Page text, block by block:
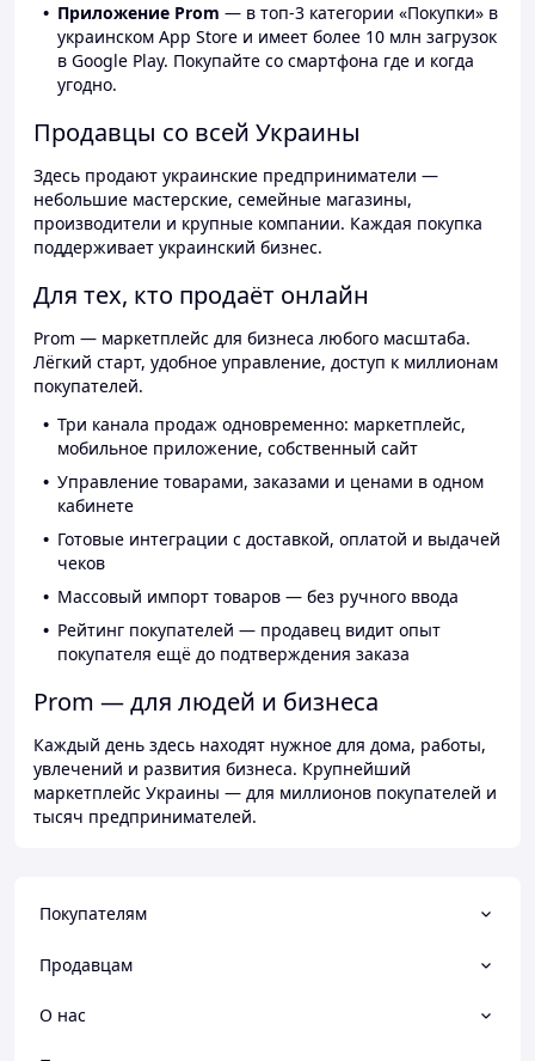
Приложение Prom — в топ-3 категории «Покупки» в
украинском App Store и имеет более 10 млн загрузок
в Google Play. Покупайте со смартфона где и когда
угодно.
Продавцы со всей Украины
Здесь продают украинские предприниматели —
небольшие мастерские, семейные магазины,
производители и крупные компании. Каждая покупка
поддерживает украинский бизнес.
Для тех, кто продаёт онлайн
Prom — маркетплейс для бизнеса любого масштаба.
Лёгкий старт, удобное управление, доступ к миллионам
покупателей.
Три канала продаж одновременно: маркетплейс,
мобильное приложение, собственный сайт
Управление товарами, заказами и ценами в одном
кабинете
Готовые интеграции с доставкой, оплатой и выдачей
чеков
Массовый импорт товаров — без ручного ввода
Рейтинг покупателей — продавец видит опыт
покупателя ещё до подтверждения заказа
Prom — для людей и бизнеса
Каждый день здесь находят нужное для дома, работы,
увлечений и развития бизнеса. Крупнейший
маркетплейс Украины — для миллионов покупателей и
тысяч предпринимателей.
Покупателям
Продавцам
О нас